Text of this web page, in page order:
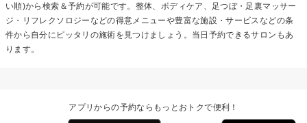
い順)から検索＆予約が可能です。整体、ボディケア、足つぼ・足裏マッサー
ジ・リフレクソロジーなどの得意メニューや豊富な施設・サービスなどの条
件から自分にピッタリの施術を見つけましょう。当日予約できるサロンもあ
ります。
アプリからの予約ならもっとおトクで便利！